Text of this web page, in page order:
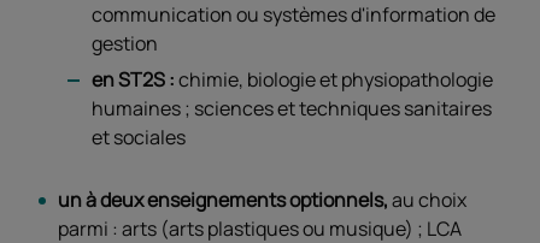
communication ou systèmes d'information de
gestion
en ST2S :chimie, biologie et physiopathologie
humaines ; sciences et techniques sanitaires
et sociales
un à deux enseignements optionnels,au choix
parmi : arts (arts plastiques ou musique) ; LCA